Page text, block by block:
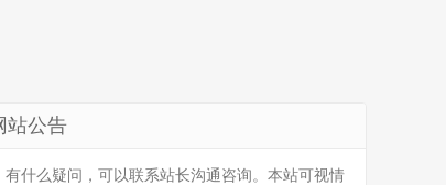
站公告
什么疑问，可以联系站长沟通咨询。本站可视情